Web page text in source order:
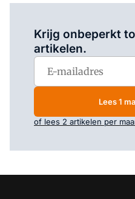
Krijg onbeperkt
artikelen.
Lees 1
of lees 2 artikelen per